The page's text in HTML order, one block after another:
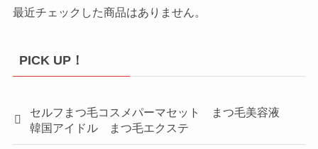
最近チェックした商品はありません。
PICK UP！
セルフまつ毛コスメパーマセット まつ毛美容液
韓国アイドル まつ毛エクステ